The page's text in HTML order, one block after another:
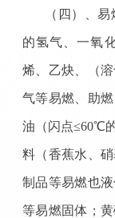
（四）、
的氢气、一氧
烯、乙炔、（
气等易燃、助
油（闪点≤60℃
料（香蕉水、
制品等易燃也
等易燃固体；